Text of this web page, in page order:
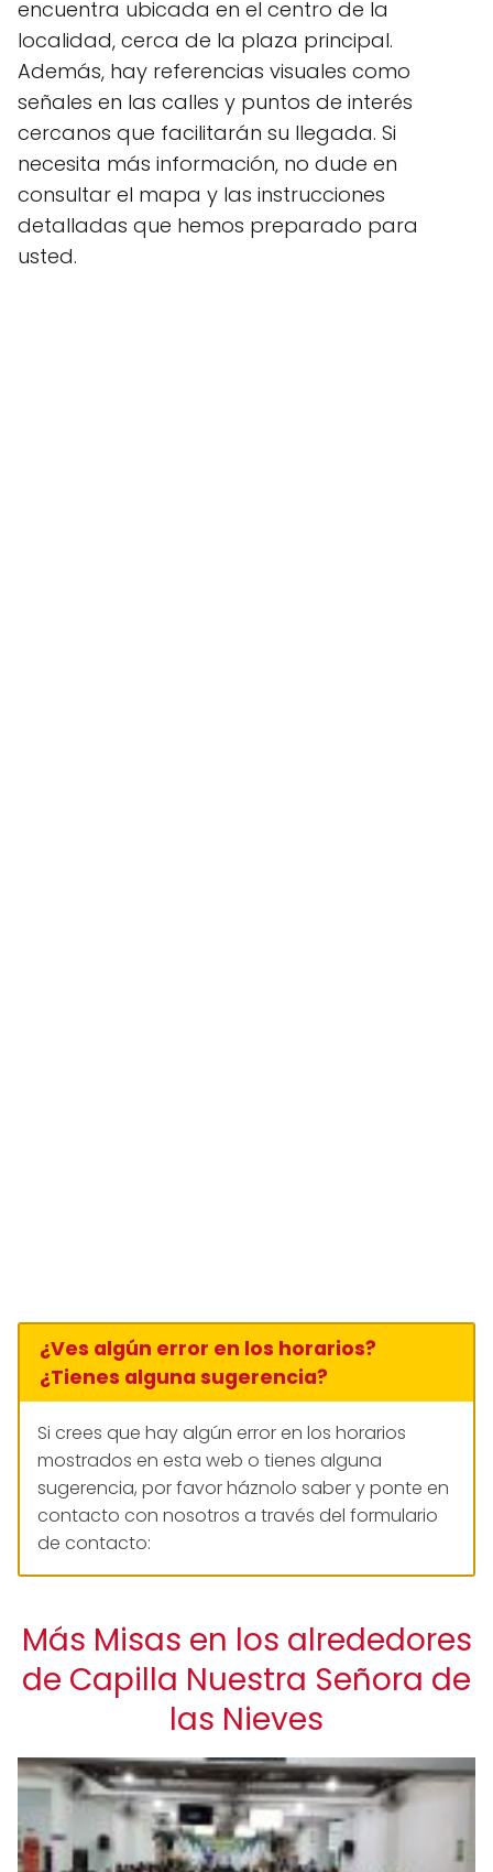
encuentra ubicada en el centro de la
localidad, cerca de la plaza principal.
Además, hay referencias visuales como
señales en las calles y puntos de interés
cercanos que facilitarán su llegada. Si
necesita más información, no dude en
consultar el mapa y las instrucciones
detalladas que hemos preparado para
usted.
¿Ves algún error en los horarios?
¿Tienes alguna sugerencia?
Si crees que hay algún error en los horarios
mostrados en esta web o tienes alguna
sugerencia, por favor háznolo saber y ponte en
contacto con nosotros a través del formulario
de contacto:
Más Misas en los alrededores
de Capilla Nuestra Señora de
las Nieves